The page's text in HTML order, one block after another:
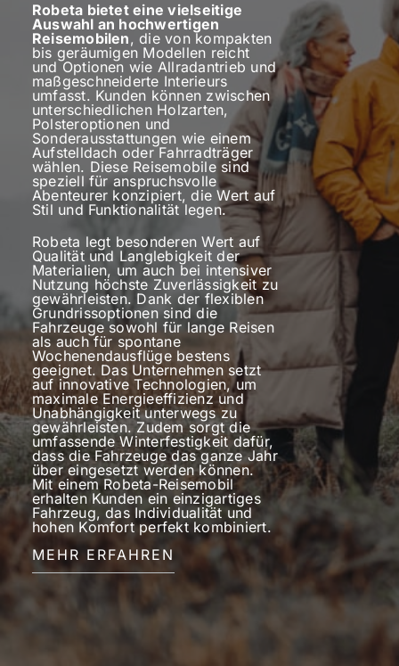
Robeta bietet eine vielseitige
Auswahl an hochwertigen
Reisemobilen, die von kompakten
bis geräumigen Modellen reicht
und Optionen wie Allradantrieb und
maßgeschneiderte Interieurs
umfasst. Kunden können zwischen
unterschiedlichen Holzarten,
Polsteroptionen und
Sonderausstattungen wie einem
Aufstelldach oder Fahrradträger
wählen. Diese Reisemobile sind
speziell für anspruchsvolle
Abenteurer konzipiert, die Wert auf
Stil und Funktionalität legen.
Robeta legt besonderen Wert auf
Qualität und Langlebigkeit der
Materialien, um auch bei intensiver
Nutzung höchste Zuverlässigkeit zu
gewährleisten. Dank der flexiblen
Grundrissoptionen sind die
Fahrzeuge sowohl für lange Reisen
als auch für spontane
Wochenendausflüge bestens
geeignet. Das Unternehmen setzt
auf innovative Technologien, um
maximale Energieeffizienz und
Unabhängigkeit unterwegs zu
gewährleisten. Zudem sorgt die
umfassende Winterfestigkeit dafür,
dass die Fahrzeuge das ganze Jahr
über eingesetzt werden können.
Mit einem Robeta-Reisemobil
erhalten Kunden ein einzigartiges
Fahrzeug, das Individualität und
hohen Komfort perfekt kombiniert.
MEHR ERFAHREN